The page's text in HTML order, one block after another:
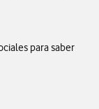
para saber